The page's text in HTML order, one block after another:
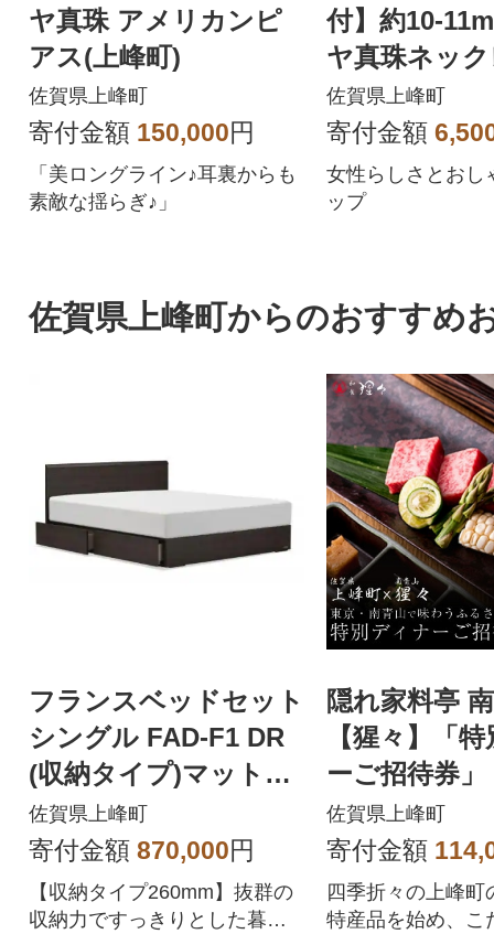
ヤ真珠 アメリカンピ
アス(上峰町)
佐賀県上峰町
寄付金額 150,000円
「美ロングライン♪耳裏からも
素敵な揺らぎ♪」
付】約10-
ヤ真珠ネッ
ヤリングセ
町)
佐賀県上峰町
寄付金額
女性らしさとおし
ップ
佐賀県上峰町からのおすすめ
フランスベッドセット
シングル FAD-F1 DR
(収納タイプ)マットレ
ス付 フレームカラー
選択
佐賀県上峰町
寄付金額 870,000円
【収納タイプ260mm】抜群の
収納力ですっきりとした暮ら
隠れ家料亭
【猩々】「
ーご招待券」
佐賀県上峰町
寄付金額
四季折々の上峰町
特産品を始め、こ